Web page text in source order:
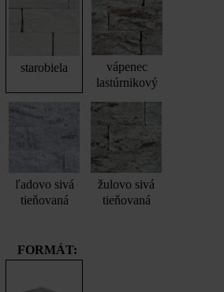
starobiela
vápenec
lastúrnikový
ľadovo sivá
tieňovaná
žulovo sivá
tieňovaná
FORMÁT: